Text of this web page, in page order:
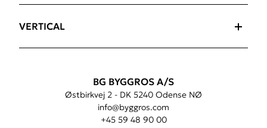
VERTICAL
BG BYGGROS A/S
Østbirkvej 2 - DK 5240 Odense NØ
info@byggros.com
+45 59 48 90 00